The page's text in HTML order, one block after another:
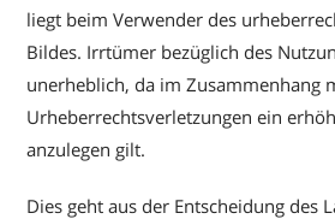
liegt beim Verwender des
Bildes. Irrtümer bezüglich des
unerheblich, da im Zusammenhang
Urheberrechtsverletzungen ein
anzulegen gilt.
Dies geht aus der Entscheidung des